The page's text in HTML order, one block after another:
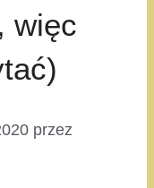
więc
przez